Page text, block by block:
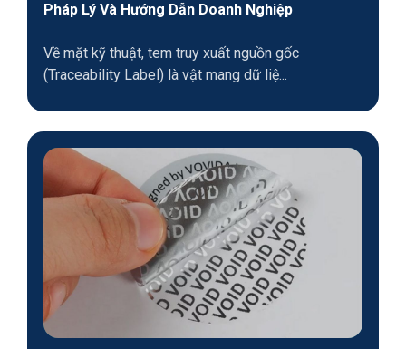
Pháp Lý Và Hướng Dẫn Doanh Nghiệp
Về mặt kỹ thuật, tem truy xuất nguồn gốc
(Traceability Label) là vật mang dữ liệ...